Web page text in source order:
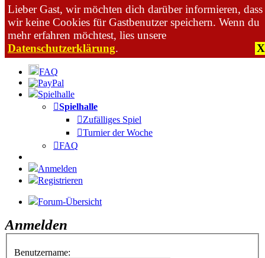
Lieber Gast, wir möchten dich darüber informieren, dass
wir keine Cookies für Gastbenutzer speichern. Wenn du
mehr erfahren möchtest, lies unsere
Datenschutzerklärung. X
Zum Inhalt
FAQ
Spielhalle
Spielhalle
Zufälliges Spiel
Turnier der Woche
FAQ
Anmelden
Registrieren
Forum-Übersicht
Anmelden
Benutzername: